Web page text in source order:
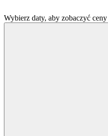
Wybierz daty, aby zobaczyć